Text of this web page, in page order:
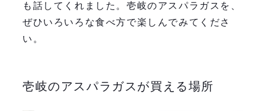
も話してくれました。壱岐のアスパラガスを、
ぜひいろいろな食べ方で楽しんでみてくださ
い。
壱岐のアスパラガスが買える場所